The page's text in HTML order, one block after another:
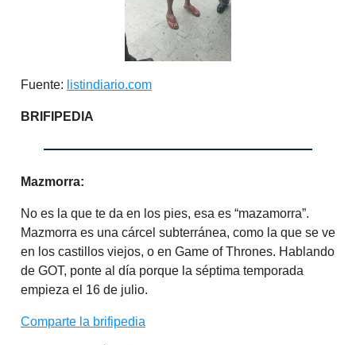
Fuente: listindiario.com
BRIFIPEDIA
Mazmorra:
No es la que te da en los pies, esa es “mazamorra”.
Mazmorra es una cárcel subterránea, como la que se ve
en los castillos viejos, o en Game of Thrones. Hablando
de GOT, ponte al día porque la séptima temporada
empieza el 16 de julio.
Comparte la brifipedia